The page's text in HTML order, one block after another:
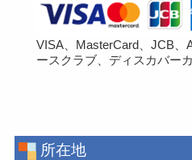
VISA、MasterCard、JCB、
ースクラブ、ディスカバー
所在地